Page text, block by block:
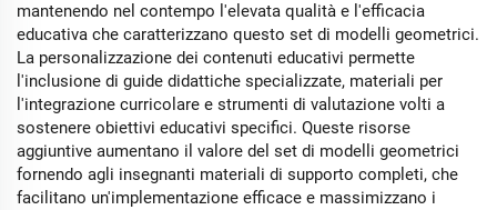
mantenendo nel contempo l'elevata qualità e l'efficacia
educativa che caratterizzano questo set di modelli geometrici.
La personalizzazione dei contenuti educativi permette
l'inclusione di guide didattiche specializzate, materiali per
l'integrazione curricolare e strumenti di valutazione volti a
sostenere obiettivi educativi specifici. Queste risorse
aggiuntive aumentano il valore del set di modelli geometrici
fornendo agli insegnanti materiali di supporto completi, che
facilitano un'implementazione efficace e massimizzano i